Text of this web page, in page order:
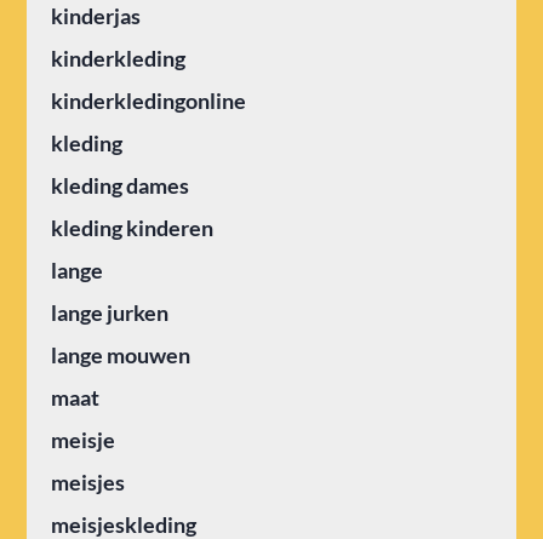
kinderjas
kinderkleding
kinderkledingonline
kleding
kleding dames
kleding kinderen
lange
lange jurken
lange mouwen
maat
meisje
meisjes
meisjeskleding